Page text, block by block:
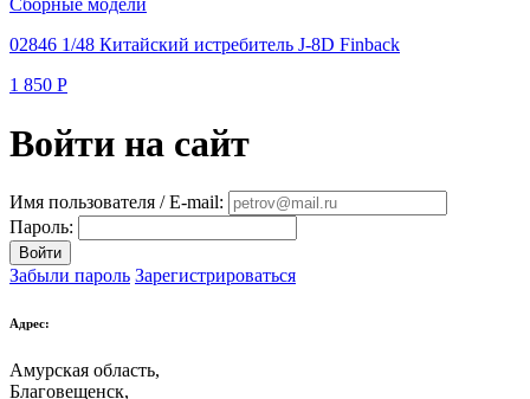
Сборные модели
02846 1/48 Китайский истребитель J-8D Finback
1 850 Р
Войти на сайт
Имя пользователя / E-mail:
Пароль:
Войти
Забыли пароль Зарегистрироваться
Адрес:
Амурская область,
Благовещенск,